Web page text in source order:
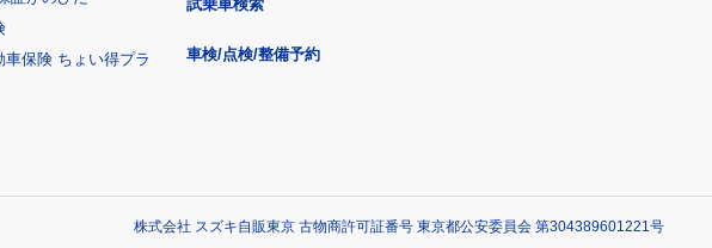
車保険 ちょい得プラ
試乗車検索
車検/点検/整備予約
株式会社 スズキ自販東京 古物商許可証番号 東京都公安委員会 第304389601221号